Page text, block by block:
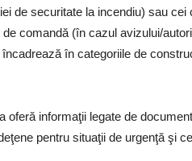
de securitate la incendiu) sau
comandă (în cazul avizului/
în categoriile de
oferă informaţii legate de
pentru situaţii de urgenţă şi